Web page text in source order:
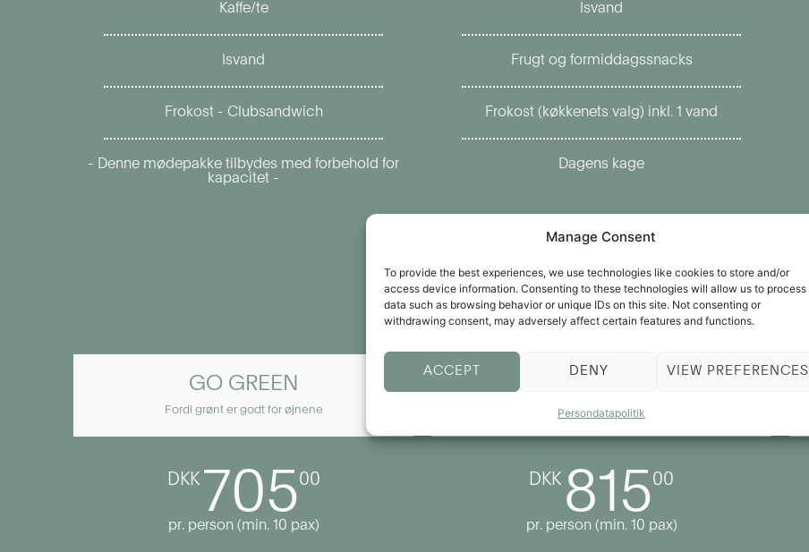
Manage Consent
To provide the best experiences, we use technologies like cookies to store and/or
access device information. Consenting to these technologies will allow us to process
data such as browsing behavior or unique IDs on this site. Not consenting or
withdrawing consent, may adversely affect certain features and functions.
ACCEPT DENY VIEW PREFERENCES
Persondatapolitik
Kaffe/te
Isvand
Frokost - Clubsandwich
- Denne mødepakke tilbydes med forbehold for
kapacitet -
Isvand
Frugt og formiddagssnacks
Frokost (køkkenets valg) inkl. 1 vand
Dagens kage
GO GREEN
Fordi grønt er godt for øjnene
DKK 70500
pr. person (min. 10 pax)
You only live once
DKK 81500
pr. person (min. 10 pax)